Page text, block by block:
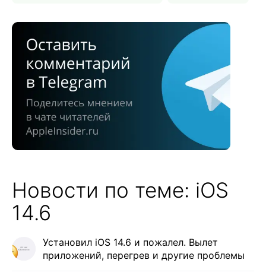
Новости по теме: iOS
14.6
Установил iOS 14.6 и пожалел. Вылет
приложений, перегрев и другие проблемы